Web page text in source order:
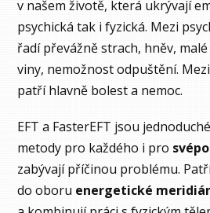
v našem životě, která ukrývají
psychická tak i fyzická. Mezi
řadí převážně strach, hněv,
viny, nemožnost odpuštění.
patří hlavně bolest a nemoc.
EFT a FasterEFT jsou
metody pro každého i pro
zabývají příčinou problému.
do oboru energetické